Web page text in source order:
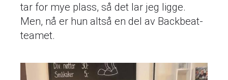
tar for mye plass, så det lar jeg ligge.
Men, nå er hun altså en del av Backbeat-
teamet.